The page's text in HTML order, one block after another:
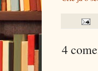
4